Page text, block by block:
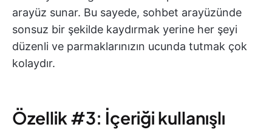
arayüz sunar. Bu sayede, sohbet arayüzünde
sonsuz bir şekilde kaydırmak yerine her şeyi
düzenli ve parmaklarınızın ucunda tutmak çok
kolaydır.
Özellik #3: İçeriği kullanışlı